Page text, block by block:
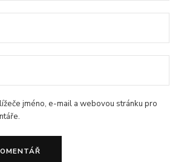
jméno, e-mail a webovou stránku pro